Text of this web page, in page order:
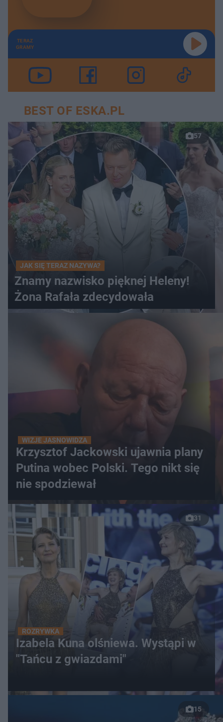
TERAZ
GRAMY
BEST OF ESKA.PL
57
JAK SIĘ TERAZ NAZYWA?
Znamy nazwisko pięknej Heleny!
Żona Rafała zdecydowała
WIZJE JASNOWIDZA
Krzysztof Jackowski ujawnia plany
Putina wobec Polski. Tego nikt się
nie spodziewał
31
ROZRYWKA
Izabela Kuna olśniewa. Wystąpi w
"Tańcu z gwiazdami"
15